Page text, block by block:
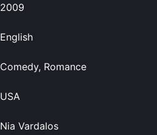
2009
English
Comedy, Romance
USA
Nia Vardalos